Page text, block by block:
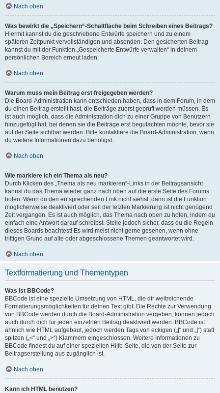
Nach oben
Was bewirkt die „Speichern“-Schaltfläche beim Schreiben eines Beitrags?
Hiermit kannst du die geschriebene Entwürfe speichern und zu einem
späteren Zeitpunkt vervollständigen und absenden. Den gesicherten Beitrag
kannst du mit der Funktion „Gespeicherte Entwürfe verwalten“ in deinem
persönlichen Bereich erneut laden.
Nach oben
Warum muss mein Beitrag erst freigegeben werden?
Die Board-Administration kann entschieden haben, dass in dem Forum, in dem
du einen Beitrag erstellt hast, die Beiträge zuerst geprüft werden müssen. Es
ist auch möglich, dass die Administration dich zu einer Gruppe von Benutzern
hinzugefügt hat, bei denen sie die Beiträge erst begutachten möchte, bevor sie
auf der Seite sichtbar werden. Bitte kontaktiere die Board-Administration, wenn
du weitere Informationen dazu benötigst.
Nach oben
Wie markiere ich ein Thema als neu?
Durch Klicken des „Thema als neu markieren“-Links in der Beitragsansicht
kannst du das Thema wieder ganz nach oben auf die erste Seite des Forums
holen. Wenn du den entsprechenden Link nicht siehst, dann ist die Funktion
möglicherweise deaktiviert oder seit der letzten Markierung ist nicht genügend
Zeit vergangen. Es ist auch möglich, das Thema nach oben zu holen, indem du
einfach eine Antwort darauf schreibst. Stelle jedoch sicher, dass du die Regeln
dieses Boards beachtest! Es wird meist nicht gerne gesehen, wenn ohne
triftigen Grund auf alte oder abgeschlossene Themen geantwortet wird.
Nach oben
Textformatierung und Thementypen
Was ist BBCode?
BBCode ist eine spezielle Umsetzung von HTML, die dir weitreichende
Formatierungsmöglichkeiten für deinen Text gibt. Die Rechte zur Verwendung
von BBCode werden durch die Board-Administration vergeben, können jedoch
auch durch dich für jeden einzelnen Beitrag deaktiviert werden. BBCode ist
ähnlich wie HTML aufgebaut, jedoch werden Tags von eckigen („[“ und „]“) statt
spitzen („<“ und „>“) Klammern eingeschlossen. Weitere Informationen zu
BBCode findest du auf einer speziellen Hilfe-Seite, die von der Seite zur
Beitragserstellung aus zugänglich ist.
Nach oben
Kann ich HTML benutzen?